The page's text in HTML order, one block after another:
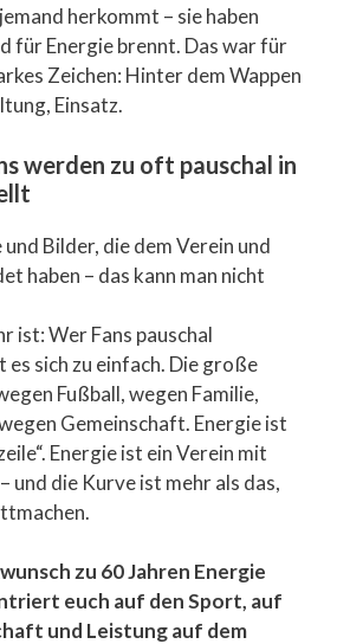
herkommt – sie haben
für Energie brennt. Das war für
Zeichen: Hinter dem Wappen
Einsatz.
werden zu oft pauschal in
und Bilder, die dem Verein und
haben – das kann man nicht
ist: Wer Fans pauschal
es sich zu einfach. Die große
Fußball, wegen Familie,
Gemeinschaft. Energie ist
Energie ist ein Verein mit
und die Kurve ist mehr als das,
zu 60 Jahren Energie
euch auf den Sport, auf
und Leistung auf dem